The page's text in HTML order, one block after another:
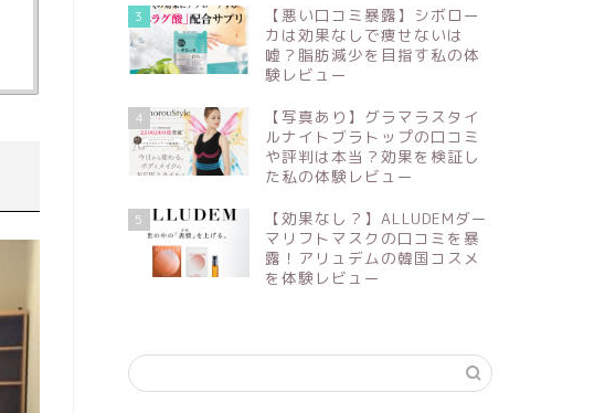
3
【悪い口コミ暴露】シボロー
カは効果なしで痩せないは
嘘？脂肪減少を目指す私の体
験レビュー
4
【写真あり】グラマラスタイ
ルナイトブラトップの口コミ
や評判は本当？効果を検証し
た私の体験レビュー
5
【効果なし？】ALLUDEMダー
マリフトマスクの口コミを暴
露！アリュデムの韓国コスメ
を体験レビュー